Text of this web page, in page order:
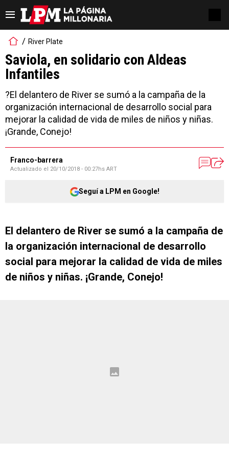
River Plate
Saviola, en solidario con Aldeas
Infantiles
?El delantero de River se sumó a la campaña de la
organización internacional de desarrollo social para
mejorar la calidad de vida de miles de niños y niñas.
¡Grande, Conejo!
Franco-barrera
Actualizado el 20/10/2018 - 00:27hs ART
Seguí a LPM en Google!
El delantero de River se sumó a la campaña de
la organización internacional de desarrollo
social para mejorar la calidad de vida de miles
de niños y niñas. ¡Grande, Conejo!